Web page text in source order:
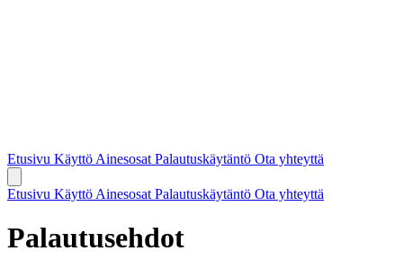
Etusivu Käyttö Ainesosat Palautuskäytäntö Ota yhteyttä
Etusivu Käyttö Ainesosat Palautuskäytäntö Ota yhteyttä
Palautusehdot